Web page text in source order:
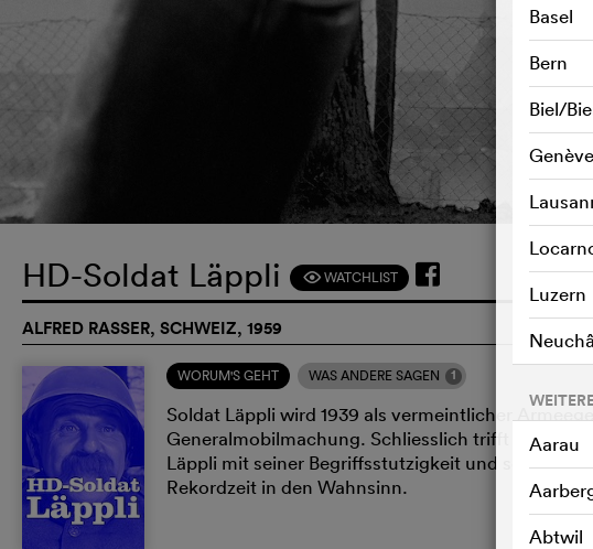
HD-Soldat Läppli F WATCHLIST
ALFRED RASSER, SCHWEIZ, 1959
WORUM'S GEHT WAS ANDERE SAGEN 1
Soldat Läppli wird 1939 als vermeintlicher
Generalmobilmachung. Schliesslich trifft er doch
Läppli mit seiner Begriffsstutzigkeit und seinem
Rekordzeit in den Wahnsinn.
Basel
Bern
Biel/
Genève
Luzern
Aarau
Abtwil